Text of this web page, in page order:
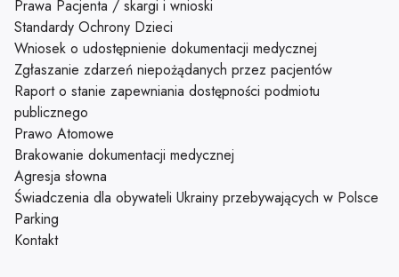
Prawa Pacjenta / skargi i wnioski
Standardy Ochrony Dzieci
Wniosek o udostępnienie dokumentacji medycznej
Zgłaszanie zdarzeń niepożądanych przez pacjentów
Raport o stanie zapewniania dostępności podmiotu
publicznego
Prawo Atomowe
Brakowanie dokumentacji medycznej
Agresja słowna
Świadczenia dla obywateli Ukrainy przebywających w Polsce
Parking
Kontakt